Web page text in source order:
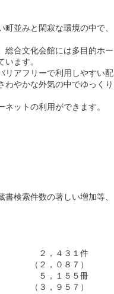
並みと閑寂な環境の中で、
合文化会館には多目的ホー
ます。
リアフリーで利用しやすい配
わやかな外気の中でゆっくり
ットの利用ができます。
検索件数の著しい増加等、
　　　　２，４３１件
（２，０８７）
　　　　５，１５５冊
　　（３，９５７）